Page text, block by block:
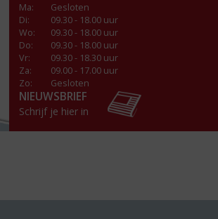
Ma:
Gesloten
Di:
09.30 - 18.00 uur
Wo:
09.30 - 18.00 uur
Do:
09.30 - 18.00 uur
Vr:
09.30 - 18.30 uur
Za:
09.00 - 17.00 uur
Zo:
Gesloten
NIEUWSBRIEF
Schrijf je hier in